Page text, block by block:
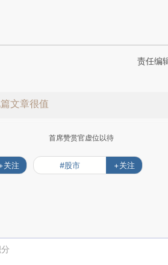
责任编
文章很值
首席赞赏官虚位以待
关注 #股市 +关注